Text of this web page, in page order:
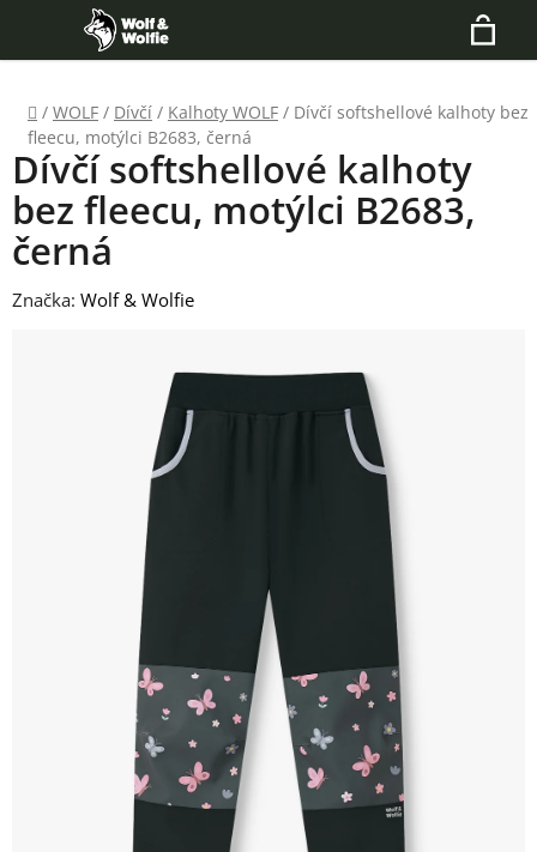
obsah
Hledat
Domů
/ WOLF / Dívčí / Kalhoty WOLF / Dívčí softshellové kalhoty bez
fleecu, motýlci B2683, černá
Dívčí softshellové kalhoty
bez fleecu, motýlci B2683,
černá
Značka: Wolf & Wolfie